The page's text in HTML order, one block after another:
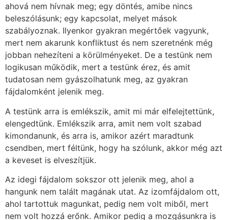
ahová nem hívnak meg; egy döntés, amibe nincs
beleszólásunk; egy kapcsolat, melyet mások
szabályoznak. Ilyenkor gyakran megértőek vagyunk,
mert nem akarunk konfliktust és nem szeretnénk még
jobban nehezíteni a körülményeket. De a testünk nem
logikusan működik, mert a testünk érez, és amit
tudatosan nem gyászolhatunk meg, az gyakran
fájdalomként jelenik meg.
A testünk arra is emlékszik, amit mi már elfelejtettünk,
elengedtünk. Emlékszik arra, amit nem volt szabad
kimondanunk, és arra is, amikor azért maradtunk
csendben, mert féltünk, hogy ha szólunk, akkor még azt
a keveset is elveszítjük.
Az idegi fájdalom sokszor ott jelenik meg, ahol a
hangunk nem talált magának utat. Az izomfájdalom ott,
ahol tartottuk magunkat, pedig nem volt miből, mert
nem volt hozzá erőnk. Amikor pedig a mozgásunkra is